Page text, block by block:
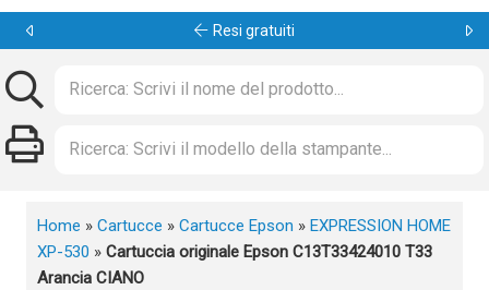
Garanzia 24 mesi
Home » Cartucce » Cartucce Epson » EXPRESSION HOME
XP-530 » Cartuccia originale Epson C13T33424010 T33
Arancia CIANO